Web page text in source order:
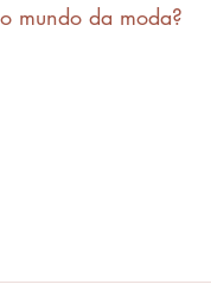
mundo da moda?